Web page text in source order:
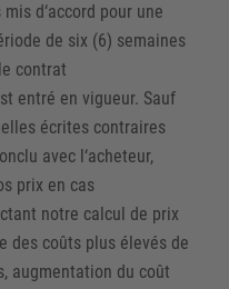
d‘accord pour une
de six (6) semaines
contrat
entré en vigueur. Sauf
écrites contraires
avec l‘acheteur,
prix en cas
notre calcul de prix
des coûts plus élevés de
augmentation du coût